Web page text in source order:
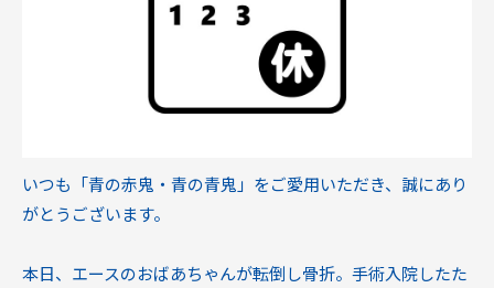
いつも「青の赤鬼・青の青鬼」をご愛用いただき、誠にあり
がとうございます。
本日、エースのおばあちゃんが転倒し骨折。手術入院したた